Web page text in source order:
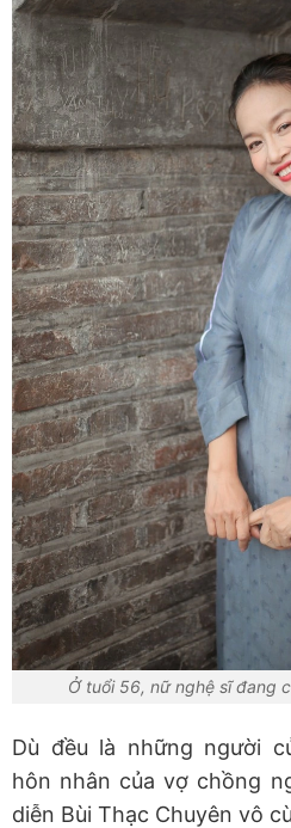
Ở tuổi 56, nữ nghệ sĩ đang
Dù đều là những người
hôn nhân của vợ chồng
diễn Bùi Thạc Chuyên vô